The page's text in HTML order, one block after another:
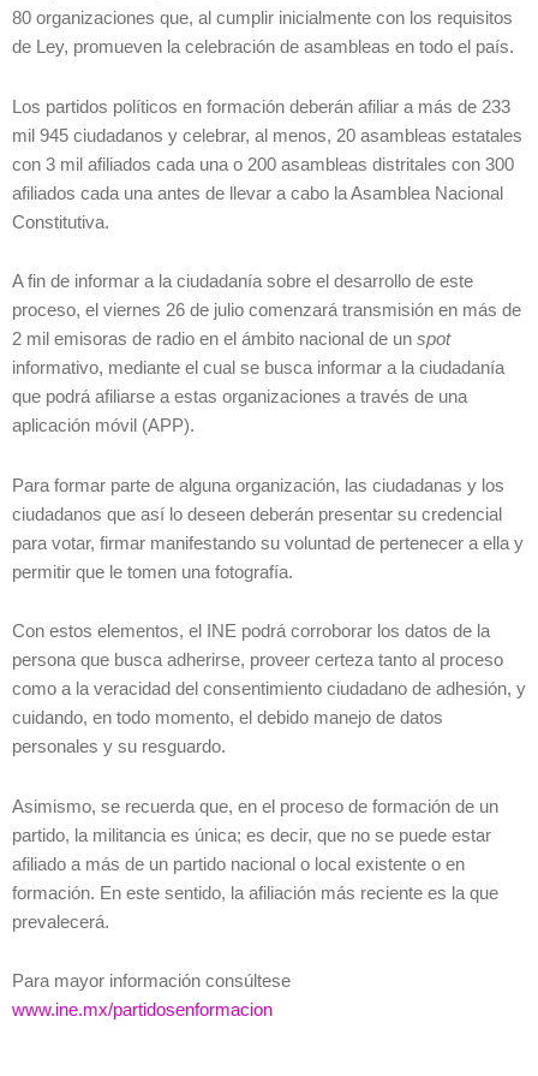
80 organizaciones que, al cumplir inicialmente con los requisitos
de Ley, promueven la celebración de asambleas en todo el país.
Los partidos políticos en formación deberán afiliar a más de 233
mil 945 ciudadanos y celebrar, al menos, 20 asambleas estatales
con 3 mil afiliados cada una o 200 asambleas distritales con 300
afiliados cada una antes de llevar a cabo la Asamblea Nacional
Constitutiva.
A fin de informar a la ciudadanía sobre el desarrollo de este
proceso, el viernes 26 de julio comenzará transmisión en más de
2 mil emisoras de radio en el ámbito nacional de un spot
informativo, mediante el cual se busca informar a la ciudadanía
que podrá afiliarse a estas organizaciones a través de una
aplicación móvil (APP).
Para formar parte de alguna organización, las ciudadanas y los
ciudadanos que así lo deseen deberán presentar su credencial
para votar, firmar manifestando su voluntad de pertenecer a ella y
permitir que le tomen una fotografía.
Con estos elementos, el INE podrá corroborar los datos de la
persona que busca adherirse, proveer certeza tanto al proceso
como a la veracidad del consentimiento ciudadano de adhesión, y
cuidando, en todo momento, el debido manejo de datos
personales y su resguardo.
Asimismo, se recuerda que, en el proceso de formación de un
partido, la militancia es única; es decir, que no se puede estar
afiliado a más de un partido nacional o local existente o en
formación. En este sentido, la afiliación más reciente es la que
prevalecerá.
Para mayor información consúltese
www.ine.mx/partidosenformacion